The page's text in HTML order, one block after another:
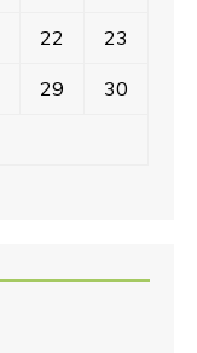
22 23
29 30